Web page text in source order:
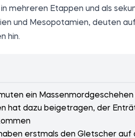
in mehreren Etappen und als
und Mesopotamien, deuten
hin.
ein
hat dazu beigetragen, der
erstmals den Gletscher